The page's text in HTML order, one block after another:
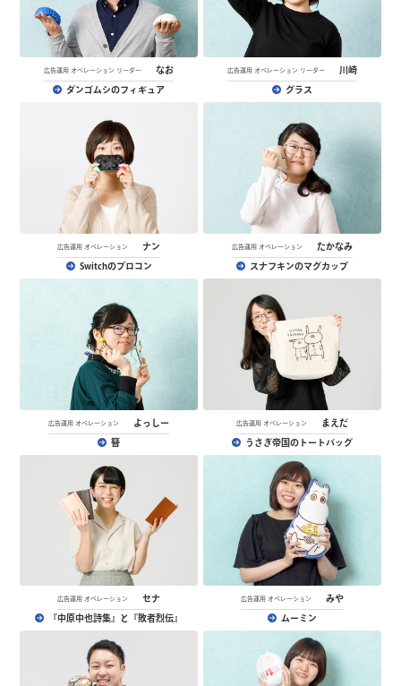
広告運用 オペレーション リーダー なお
ダンゴムシのフィギュア
広告運用 オペレーション リーダー 川崎
グラス
広告運用 オペレーション ナン
Switchのプロコン
広告運用 オペレーション たかなみ
スナフキンのマグカップ
広告運用 オペレーション よっしー
簪
広告運用 オペレーション まえだ
うさぎ帝国のトートバッグ
広告運用 オペレーション セナ
『中原中也詩集』と『敗者烈伝』
広告運用 オペレーション みや
ムーミン